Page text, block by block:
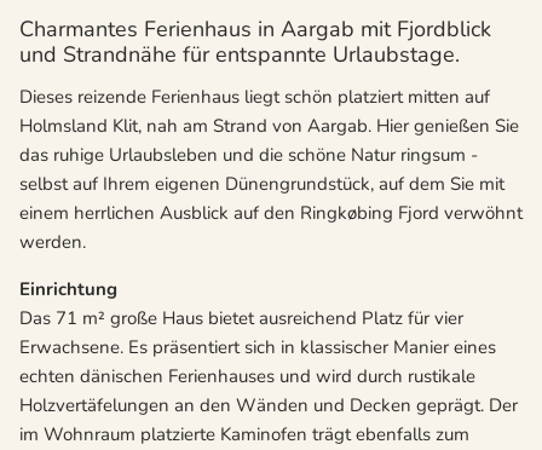
Charmantes Ferienhaus in Aargab mit Fjordblick
und Strandnähe für entspannte Urlaubstage.
Dieses reizende Ferienhaus liegt schön platziert mitten auf
Holmsland Klit, nah am Strand von Aargab. Hier genießen Sie
das ruhige Urlaubsleben und die schöne Natur ringsum -
selbst auf Ihrem eigenen Dünengrundstück, auf dem Sie mit
einem herrlichen Ausblick auf den Ringkøbing Fjord verwöhnt
werden.
Einrichtung
Das 71 m² große Haus bietet ausreichend Platz für vier
Erwachsene. Es präsentiert sich in klassischer Manier eines
echten dänischen Ferienhauses und wird durch rustikale
Holzvertäfelungen an den Wänden und Decken geprägt. Der
im Wohnraum platzierte Kaminofen trägt ebenfalls zum